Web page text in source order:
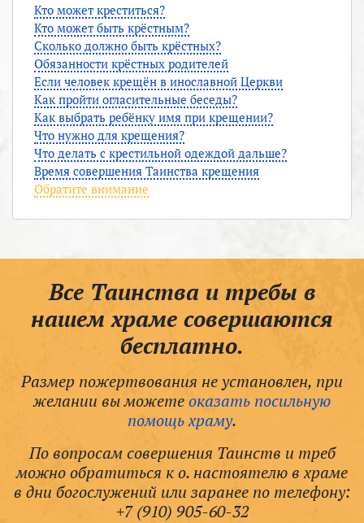
Кто может креститься?
Кто может быть крёстным?
Сколько должно быть крёстных?
Обязанности крёстных родителей
Если человек крещён в инославной Церкви
Как пройти огласительные беседы?
Как выбрать ребёнку имя при крещении?
Что нужно для крещения?
Что делать с крестильной одеждой дальше?
Время совершения Таинства крещения
Обратите внимание
Все Таинства и требы в
нашем храме совершаются
бесплатно.
Размер пожертвования не установлен, при
желании вы можетеоказать посильную
помощь храму.
По вопросам совершения Таинств и треб
можно обратиться к о. настоятелю в храме
в дни богослужений или заранее по телефону:
+7 (910) 905-60-32